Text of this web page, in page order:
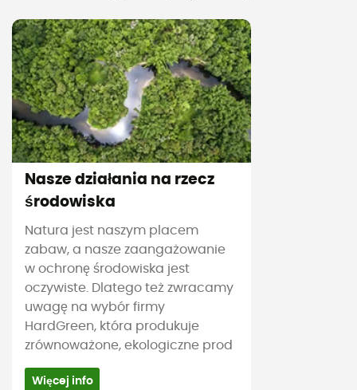
Nasze działania na rzecz
środowiska
Natura jest naszym placem
zabaw, a nasze zaangażowanie
w ochronę środowiska jest
oczywiste. Dlatego też zwracamy
uwagę na wybór firmy
HardGreen, która produkuje
zrównoważone, ekologiczne prod
Więcej info